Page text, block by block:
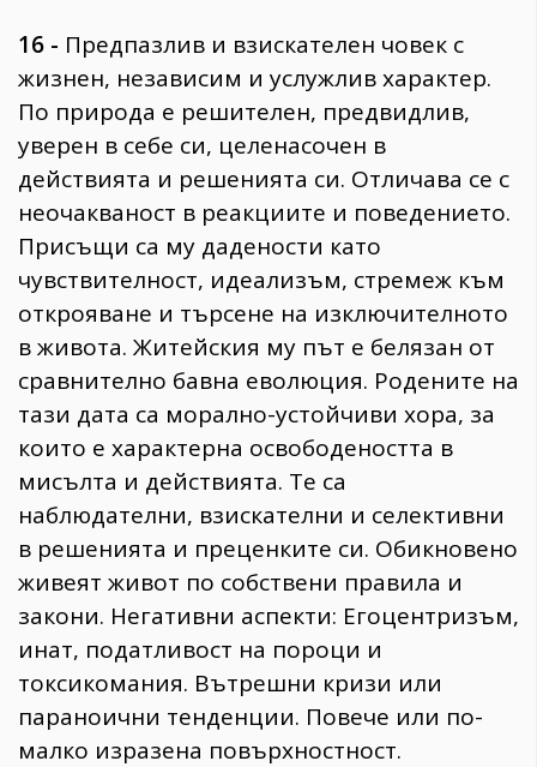
16 - Предпазлив и взискателен човек с
жизнен, независим и услужлив характер.
По природа е решителен, предвидлив,
уверен в себе си, целенасочен в
действията и решенията си. Отличава се с
неочакваност в реакциите и поведението.
Присъщи са му дадености като
чувствителност, идеализъм, стремеж към
открояване и търсене на изключителното
в живота. Житейския му път е белязан от
сравнително бавна еволюция. Родените на
тази дата са морално-устойчиви хора, за
които е характерна освободеността в
мисълта и действията. Те са
наблюдателни, взискателни и селективни
в решенията и преценките си. Обикновено
живеят живот по собствени правила и
закони. Негативни аспекти: Егоцентризъм,
инат, податливост на пороци и
токсикомания. Вътрешни кризи или
параноични тенденции. Повече или по-
малко изразена повърхностност.